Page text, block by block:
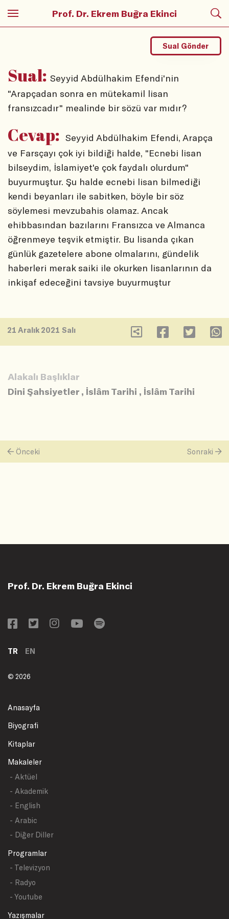
Prof. Dr. Ekrem Buğra Ekinci
Sual: Seyyid Abdülhakim Efendi'nin
"Arapçadan sonra en mütekamil lisan
fransızcadır" mealinde bir sözü var mıdır?
Sual Gönder
Cevap: Seyyid Abdülhakim Efendi, Arapça
ve Farsçayı çok iyi bildiği halde, "Ecnebi lisan
bilseydim, İslamiyet'e çok faydalı olurdum"
buyurmuştur. Şu halde ecnebi lisan bilmediği
kendi beyanları ile sabitken, böyle bir söz
söylemesi mevzubahis olamaz. Ancak
ehibbasından bazılarını Fransızca ve Almanca
öğrenmeye teşvik etmiştir. Bu lisanda çıkan
günlük gazetelere abone olmalarını, gündelik
haberleri merak saiki ile okurken lisanlarının da
inkişaf edeceğini tavsiye buyurmuştur
21 Aralık 2021 Salı
Alakalı Başlıklar
Dini Şahsiyetler , İslâm Tarihi , İslâm Tarihi
Önceki Sonraki
Prof. Dr. Ekrem Buğra Ekinci
TR EN
© 2026
Anasayfa
Biyografi
Kitaplar
Makaleler
- Aktüel
- Akademik
- English
- Arabic
- Diğer Diller
Programlar
- Televizyon
- Radyo
- Youtube
Yazışmalar